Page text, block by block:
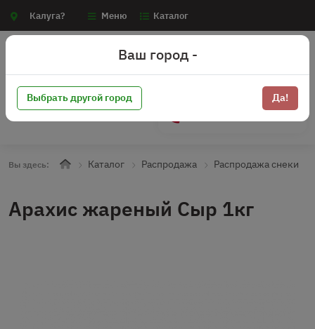
Калуга? Меню Каталог
Вы здесь: Каталог Распродажа Распродажа снеки
Арахис жареный Сыр 1кг
Ваш город -
Выбрать другой город Да!